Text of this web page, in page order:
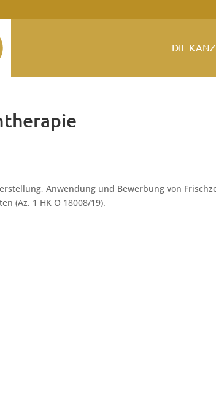
DIE
Anwendung und Bewerbung von
(Az. 1 HK O 18008/19).